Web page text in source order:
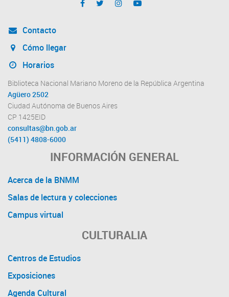
Contacto
Cómo llegar
Horarios
Biblioteca Nacional Mariano Moreno de la República Argentina
Agüero 2502
Ciudad Autónoma de Buenos Aires
CP 1425EID
consultas@bn.gob.ar
(5411) 4808-6000
INFORMACIÓN GENERAL
Acerca de la BNMM
Salas de lectura y colecciones
Campus virtual
CULTURALIA
Centros de Estudios
Exposiciones
Agenda Cultural